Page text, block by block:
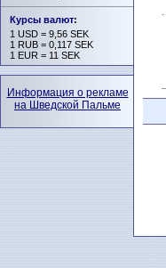
Курсы валют:
1 USD = 9,56 SEK
1 RUB = 0,117 SEK
1 EUR = 11 SEK
Информация о рекламе
на Шведской Пальме